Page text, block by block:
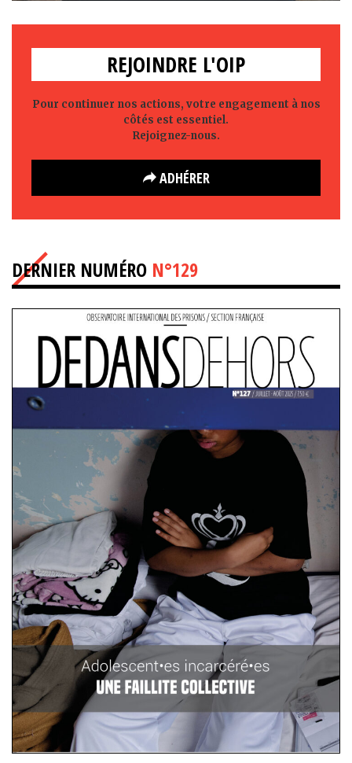
REJOINDRE L'OIP
Pour continuer nos actions, votre engagement à nos
côtés est essentiel.
Rejoignez-nous.
ADHÉRER
DERNIER NUMÉRO N°129